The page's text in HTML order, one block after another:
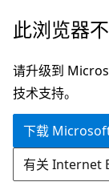
跳
主
要
内
此浏览器
请升级到
技术支持。
下载
有关 Internet